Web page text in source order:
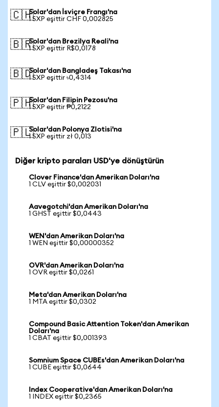
🇨🇭Solar'dan İsviçre Frangı'na
1 SXP eşittir CHF 0,002825
🇧🇷Solar'dan Brezilya Reali'na
1 SXP eşittir R$0,0178
🇧🇩Solar'dan Bangladeş Takası'na
1 SXP eşittir ৳0,4314
🇵🇭Solar'dan Filipin Pezosu'na
1 SXP eşittir ₱0,2122
🇵🇱Solar'dan Polonya Zlotisi'na
1 SXP eşittir zł 0,013
Diğer kripto paraları USD'ye dönüştürün
Clover Finance'dan Amerikan Doları'na
1 CLV eşittir $0,002031
Aavegotchi'dan Amerikan Doları'na
1 GHST eşittir $0,0443
WEN'dan Amerikan Doları'na
1 WEN eşittir $0,00000352
OVR'dan Amerikan Doları'na
1 OVR eşittir $0,0261
Meta'dan Amerikan Doları'na
1 MTA eşittir $0,0302
Compound Basic Attention Token'dan Amerikan
Doları'na
1 CBAT eşittir $0,001393
Somnium Space CUBEs'dan Amerikan Doları'na
1 CUBE eşittir $0,0644
Index Cooperative'dan Amerikan Doları'na
1 INDEX eşittir $0,2365